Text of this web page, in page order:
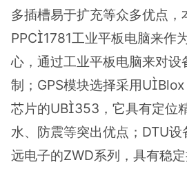
多插槽易于扩充等众多优点，
PPC1781工业平板电脑来作
心，通过工业平板电脑来对设
制；GPS模块选择采用
芯片的UB353，它具有定位
水、防震等突出优点；DTU
远电子的ZWD系列，具有稳